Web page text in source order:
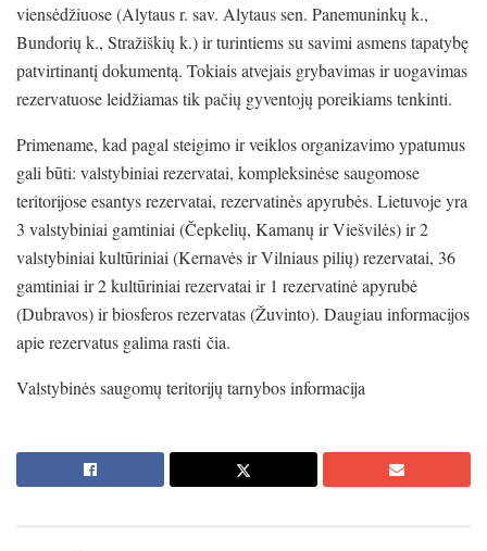
viensėdžiuose (Alytaus r. sav. Alytaus sen. Panemuninkų k.,
Bundorių k., Stražiškių k.) ir turintiems su savimi asmens tapatybę
patvirtinantį dokumentą. Tokiais atvejais grybavimas ir uogavimas
rezervatuose leidžiamas tik pačių gyventojų poreikiams tenkinti.
Primename, kad pagal steigimo ir veiklos organizavimo ypatumus
gali būti: valstybiniai rezervatai, kompleksinėse saugomose
teritorijose esantys rezervatai, rezervatinės apyrubės. Lietuvoje yra
3 valstybiniai gamtiniai (Čepkelių, Kamanų ir Viešvilės) ir 2
valstybiniai kultūriniai (Kernavės ir Vilniaus pilių) rezervatai, 36
gamtiniai ir 2 kultūriniai rezervatai ir 1 rezervatinė apyrubė
(Dubravos) ir biosferos rezervatas (Žuvinto). Daugiau informacijos
apie rezervatus galima rasti čia.
Valstybinės saugomų teritorijų tarnybos informacija